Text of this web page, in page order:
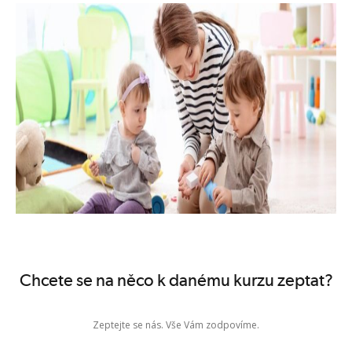
pravidla pro práci s dětmi v dětské skupině.
Kurz je možné získat
ZDARMA přes Úřad práce v rámci
Zvolené
rekvalifikace.
Obsahová náplň:
1. Dodržování zásad bezpečnosti a prevence úrazů
2. Poskytování první pomoci dítěti/dětem
vyhodnocení nenadálých situací, způsoby řešení, resuscitace, první
pomoc při úrazech a nehodách
3. Orientace v běžných onemocněních dětského věku,
epidemiologie a hygieně
rozeznání a vyhodnocení příznaků nemoci, postupy a způsoby
stavba lidského těla včetně odlišnosti u dětí
Chcete se na něco k danému kurzu zeptat?
Zeptejte se nás. Vše Vám zodpovíme.